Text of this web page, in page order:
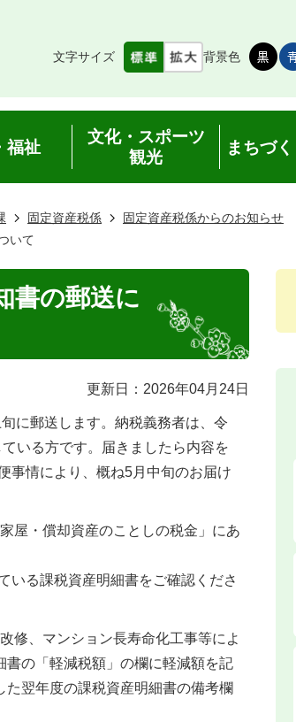
文字サイズ 背景色
福祉
文化・スポーツ
観光
まちづ
固定資産税係
固定資産税係からのお知らせ
いて
書の郵送に
更新日：2026年04月24日
に郵送します。納税義務者は、令
いる方です。届きましたら内容を
事情により、概ね5月中旬のお届け
屋・償却資産のことしの税金」にあ
いる課税資産明細書をご確認くださ
修、マンション長寿命化工事等によ
の「軽減税額」の欄に軽減額を記
翌年度の課税資産明細書の備考欄